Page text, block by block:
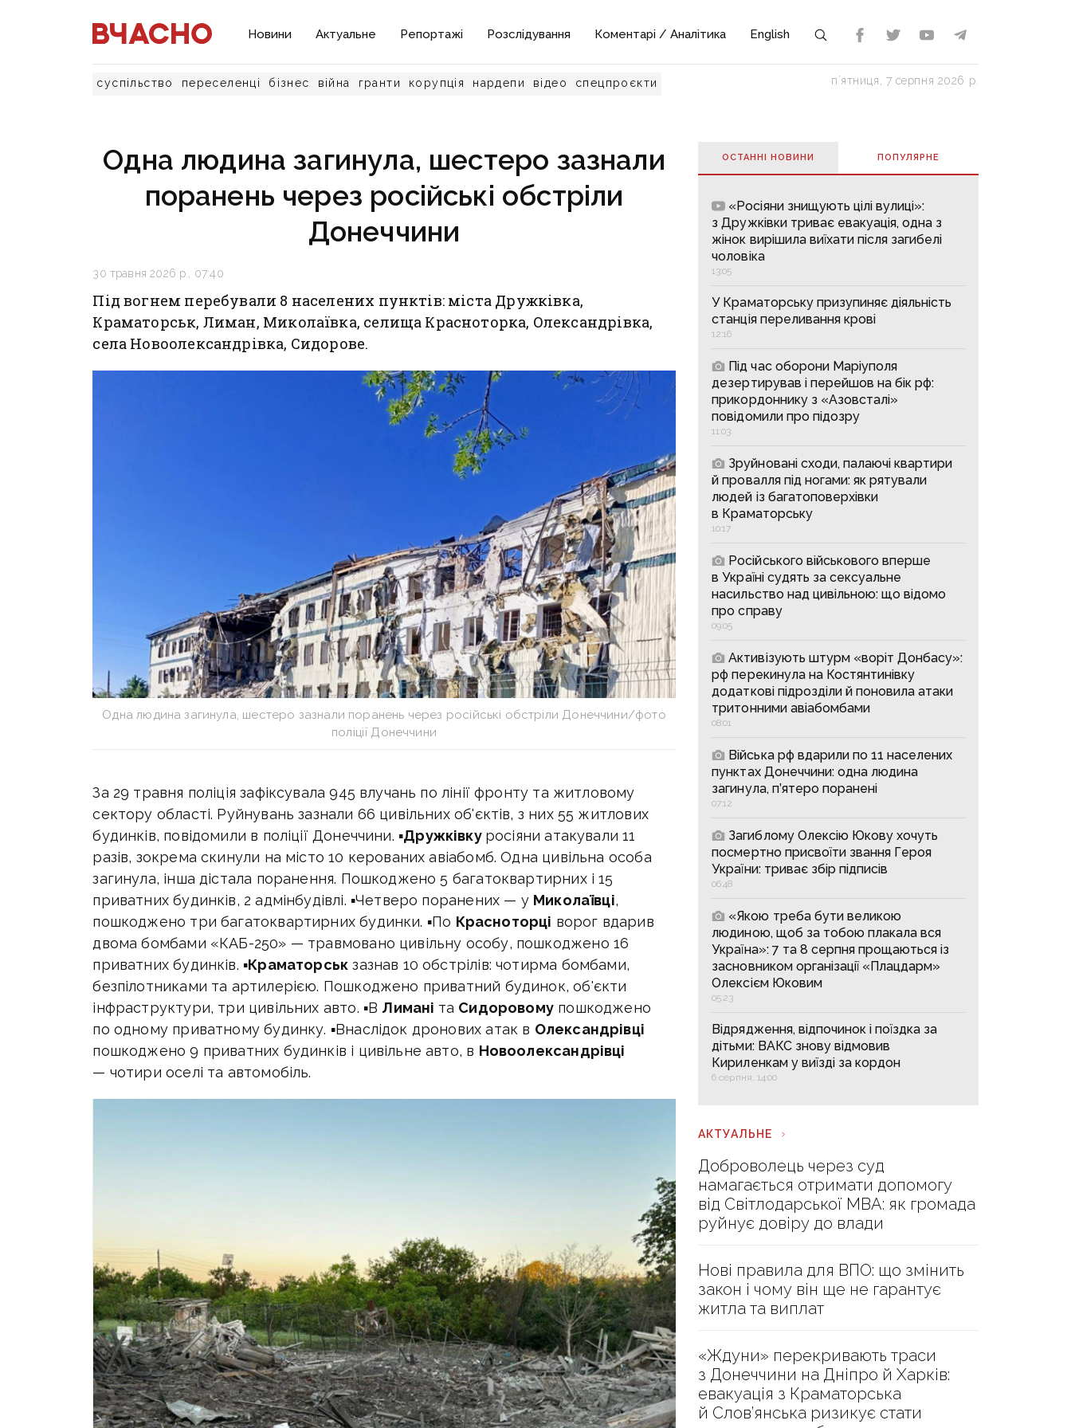
Новини Актуальне Репортажі Розслідування Коментарі / Аналітика English
суспільство переселенці бізнес війна гранти корупція нардепи відео спецпроєкти пʼятниця, 7 серпня 2026 р.
Одна людина загинула, шестеро зазнали
поранень через російські обстріли
Донеччини
30 травня 2026 р., 07:40
Під вогнем перебували 8 населених пунктів: міста Дружківка,
Краматорськ, Лиман, Миколаївка, селища Красноторка, Олександрівка,
села Новоолександрівка, Сидорове.
Одна людина загинула, шестеро зазнали поранень через російські обстріли Донеччини/фото
поліції Донеччини
За 29 травня поліція зафіксувала 945 влучань по лінії фронту та житловому
сектору області. Руйнувань зазнали 66 цивільних об'єктів, з них 55 житлових
будинків, повідомили в поліції Донеччини. ▪Дружківку росіяни атакували 11
разів, зокрема скинули на місто 10 керованих авіабомб. Одна цивільна особа
загинула, інша дістала поранення. Пошкоджено 5 багатоквартирних і 15
приватних будинків, 2 адмінбудівлі. ▪Четверо поранених — у Миколаївці,
пошкоджено три багатоквартирних будинки. ▪По Красноторці ворог вдарив
двома бомбами «КАБ-250» — травмовано цивільну особу, пошкоджено 16
приватних будинків. ▪Краматорськ зазнав 10 обстрілів: чотирма бомбами,
безпілотниками та артилерією. Пошкоджено приватний будинок, об'єкти
інфраструктури, три цивільних авто. ▪В Лимані та Сидоровому пошкоджено
по одному приватному будинку. ▪Внаслідок дронових атак в Олександрівці
пошкоджено 9 приватних будинків і цивільне авто, в Новоолександрівці
— чотири оселі та автомобіль.
ОСТАННІ НОВИНИ ПОПУЛЯРНE
«Росіяни знищують цілі вулиці»:
з Дружківки триває евакуація, одна з
жінок вирішила виїхати після загибелі
чоловіка
13:05
У Краматорську призупиняє діяльність
станція переливання крові
12:16
Під час оборони Маріуполя
дезертирував і перейшов на бік рф:
прикордоннику з «Азовсталі»
повідомили про підозру
11:03
Зруйновані сходи, палаючі квартири
й провалля під ногами: як рятували
людей із багатоповерхівки
в Краматорську
10:17
Російського військового вперше
в Україні судять за сексуальне
насильство над цивільною: що відомо
про справу
09:05
Активізують штурм «воріт Донбасу»:
рф перекинула на Костянтинівку
додаткові підрозділи й поновила атаки
тритонними авіабомбами
08:01
Війська рф вдарили по 11 населених
пунктах Донеччини: одна людина
загинула, п’ятеро поранені
07:12
Загиблому Олексію Юкову хочуть
посмертно присвоїти звання Героя
України: триває збір підписів
06:48
«Якою треба бути великою
людиною, щоб за тобою плакала вся
Україна»: 7 та 8 серпня прощаються із
засновником організації «Плацдарм»
Олексієм Юковим
05:23
Відрядження, відпочинок і поїздка за
дітьми: ВАКС знову відмовив
Кириленкам у виїзді за кордон
6 серпня, 14:00
АКТУАЛЬНЕ
Доброволець через суд
намагається отримати допомогу
від Світлодарської МВА: як громада
руйнує довіру до влади
Нові правила для ВПО: що змінить
закон і чому він ще не гарантує
житла та виплат
«Ждуни» перекривають траси
з Донеччини на Дніпро й Харків:
евакуація з Краматорська
й Слов’янська ризикує стати